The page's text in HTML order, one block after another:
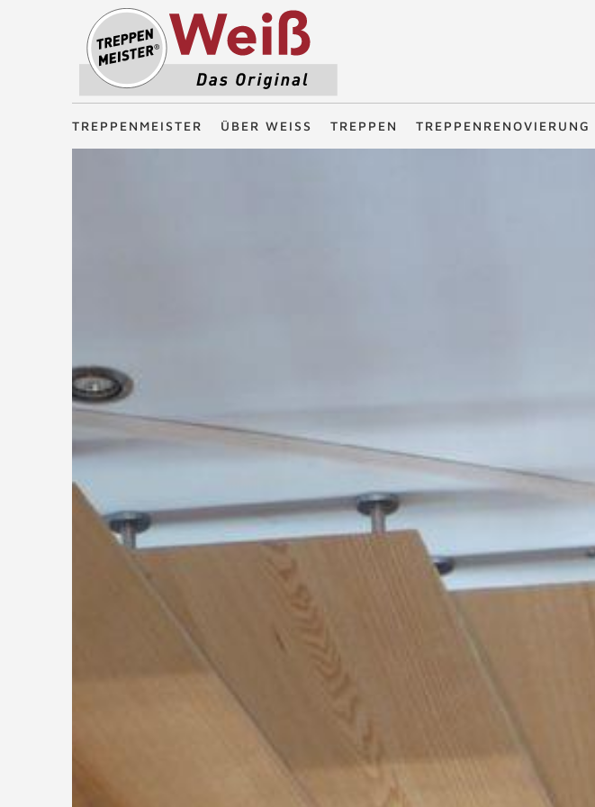
Treppenmeister - Das Original
TREPPENMEISTER ÜBER WEISS TREPPEN TREPPENRENOVIERUNG